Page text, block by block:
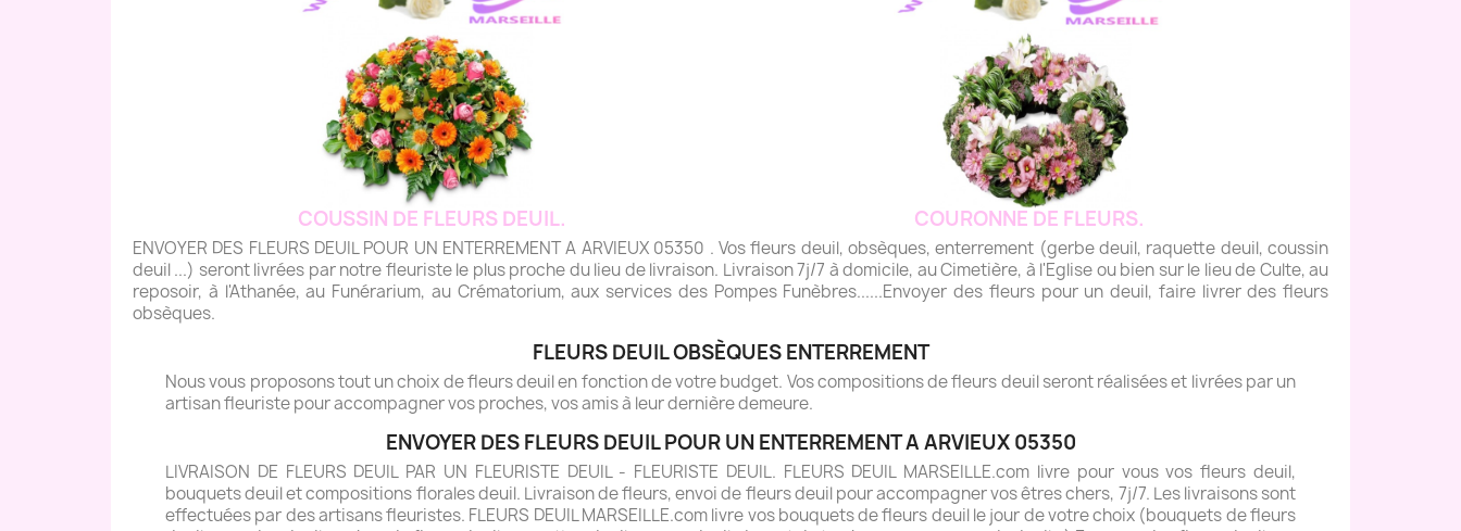
COUSSIN DE FLEURS DEUIL. COURONNE DE FLEURS.
ENVOYER DES FLEURS DEUIL POUR UN ENTERREMENT A ARVIEUX 05350 . Vos fleurs deuil, obsèques, enterrement (gerbe deuil, raquette deuil, coussin
deuil ...) seront livrées par notre fleuriste le plus proche du lieu de livraison. Livraison 7j/7 à domicile, au Cimetière, à l'Eglise ou bien sur le lieu de Culte, au
reposoir, à l'Athanée, au Funérarium, au Crématorium, aux services des Pompes Funèbres......Envoyer des fleurs pour un deuil, faire livrer des fleurs
obsèques.
FLEURS DEUIL OBSÈQUES ENTERREMENT
Nous vous proposons tout un choix de fleurs deuil en fonction de votre budget. Vos compositions de fleurs deuil seront réalisées et livrées par un
artisan fleuriste pour accompagner vos proches, vos amis à leur dernière demeure.
ENVOYER DES FLEURS DEUIL POUR UN ENTERREMENT A ARVIEUX 05350
LIVRAISON DE FLEURS DEUIL PAR UN FLEURISTE DEUIL - FLEURISTE DEUIL. FLEURS DEUIL MARSEILLE.com livre pour vous vos fleurs deuil,
bouquets deuil et compositions florales deuil. Livraison de fleurs, envoi de fleurs deuil pour accompagner vos êtres chers, 7j/7. Les livraisons sont
effectuées par des artisans fleuristes. FLEURS DEUIL MARSEILLE.com livre vos bouquets de fleurs deuil le jour de votre choix (bouquets de fleurs